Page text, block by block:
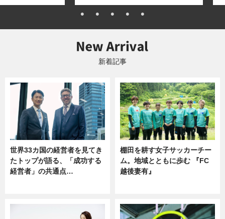
新着記事
世界33カ国の経営者を見てき
たトップが語る、「成功する
経営者」の共通点…
棚田を耕す女子サッカーチー
ム。地域とともに歩む 『FC
越後妻有』